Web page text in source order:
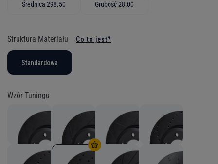
Średnica 298.50 Grubość 28.00
Struktura Materiału Co to jest?
Standardowa
Wzór Tuningu